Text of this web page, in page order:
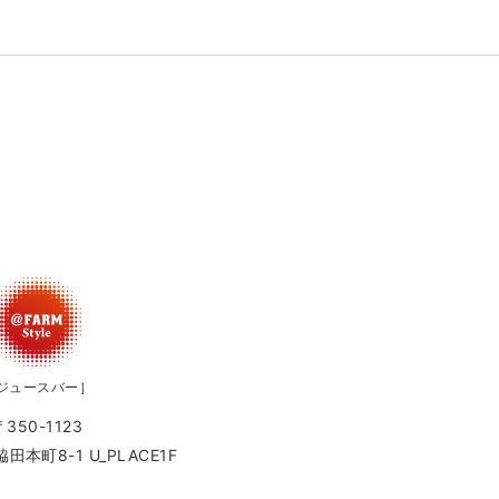
ュースバー］
350-1123
田本町8-1 U_PLACE1F